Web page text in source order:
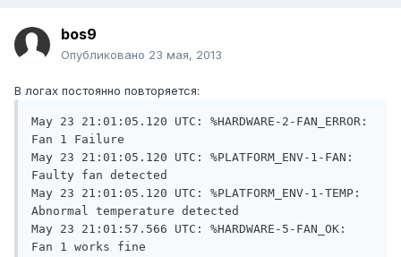
bos9
Опубликовано 23 мая, 2013
В логах постоянно повторяется:
May 23 21:01:05.120 UTC: %HARDWARE-2-FAN_ERROR:
Fan 1 Failure
May 23 21:01:05.120 UTC: %PLATFORM_ENV-1-FAN:
Faulty fan detected
May 23 21:01:05.120 UTC: %PLATFORM_ENV-1-TEMP:
Abnormal temperature detected
May 23 21:01:57.566 UTC: %HARDWARE-5-FAN_OK:
Fan 1 works fine